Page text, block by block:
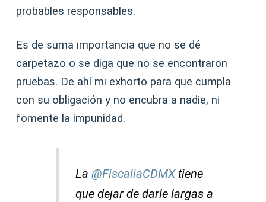
probables responsables.
Es de suma importancia que no se dé
carpetazo o se diga que no se encontraron
pruebas. De ahí mi exhorto para que cumpla
con su obligación y no encubra a nadie, ni
fomente la impunidad.
La@FiscaliaCDMXtiene
que dejar de darle largas a